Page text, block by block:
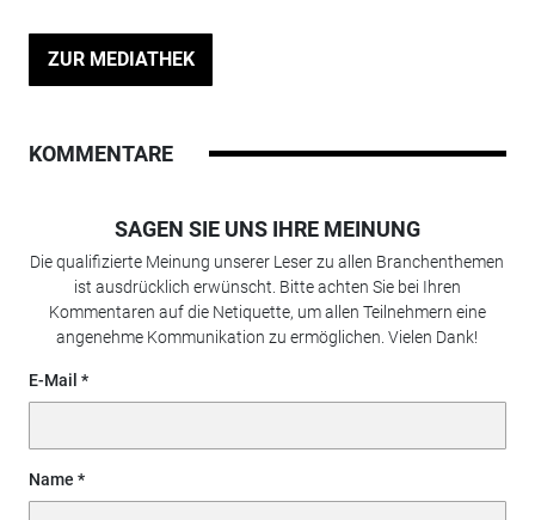
ZUR MEDIATHEK
KOMMENTARE
SAGEN SIE UNS IHRE MEINUNG
Die qualifizierte Meinung unserer Leser zu allen Branchenthemen
ist ausdrücklich erwünscht. Bitte achten Sie bei Ihren
Kommentaren auf die Netiquette, um allen Teilnehmern eine
angenehme Kommunikation zu ermöglichen. Vielen Dank!
E-Mail
Name